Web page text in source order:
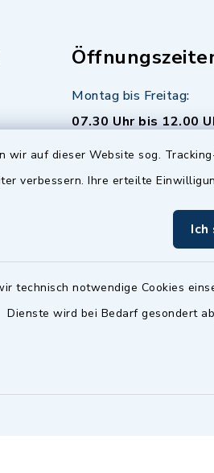
wir auf dieser Website sog.
verbessern. Ihre erteilte
Ich
technisch notwendige Cookies
Dienste wird bei Bedarf gesondert
Montag bis Freitag:
07.30 Uhr bis 12.00
Dienstag zusätzlich:
16.30 bis 18.00 Uhr
(abweichende
möglich - bitte
zuständigen